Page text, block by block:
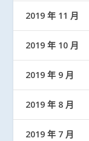
2019 年 11 月
2019 年 10 月
2019 年 9 月
2019 年 8 月
2019 年 7 月